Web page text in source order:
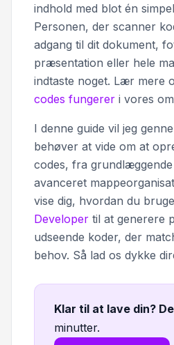
indhold med blot én
Personen, der scanner
adgang til dit dokument,
præsentation eller hele
indtaste noget. Lær mere
codes fungerer i vores
I denne guide vil jeg
behøver at vide om at
codes, fra grundlæggende
avanceret
vise dig, hvordan du
Developer til at generere
udseende koder, der
behov. Så lad os dykke
Klar til at lave din?
minutter.